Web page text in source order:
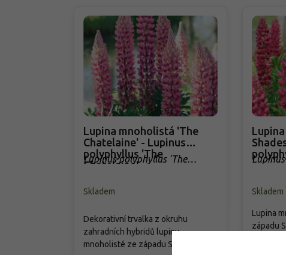
Lupina mnoholistá 'The
Chatelaine' - Lupinus
polyphyllus 'The
Chatelaine'
Lupinus polyphyllus 'The
Skladem
Dekorativní trvalka z okruhu
zahradních hybridů lupiny
mnoholisté ze západu Severní
Skladem
Lupina
západu